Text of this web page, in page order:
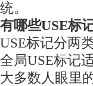
统。
有哪些USE标
USE标记分两
全局USE标记
大多数人眼里